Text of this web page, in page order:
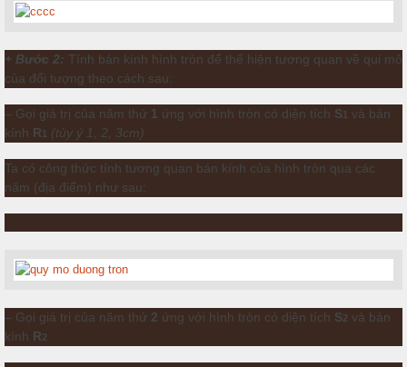
+ Bước 2: Tính bán kính hình tròn để thể hiện tương quan về qui mô
của đối tượng theo cách sau:
– Gọi giá trị của năm thứ 1 ứng với hình tròn có diện tích S1 và bán
kính R1 (tùy ý 1, 2, 3cm)
Ta có công thức tính tương quan bán kính của hình tròn qua các
năm (địa điểm) như sau:
– Gọi giá trị của năm thứ 2 ứng với hình tròn có diện tích S2 và bán
kính R2